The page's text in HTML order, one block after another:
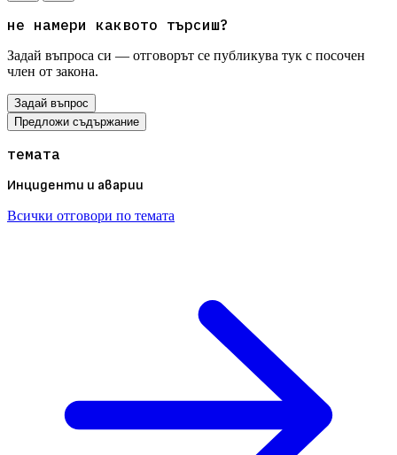
не намери каквото търсиш?
Задай въпроса си — отговорът се публикува тук с посочен
член от закона.
Задай въпрос
Предложи съдържание
темата
Инциденти и аварии
Всички отговори по темата